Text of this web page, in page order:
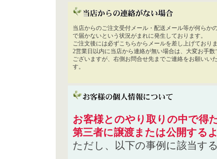
当店からのご注文受付メール・配送メール等が何らか
で届かないという状況がまれに発生しております。
ご注文後には必ずこちらからメールを差し上げており
2営業日以内に当店から連絡が無い場合は、大変お手数
ございますが、右側お問合せ先までご連絡をお願いい
す。
お客様とのやり取りの中で得
第三者に譲渡または公開する
ただし、以下の事例に該当す